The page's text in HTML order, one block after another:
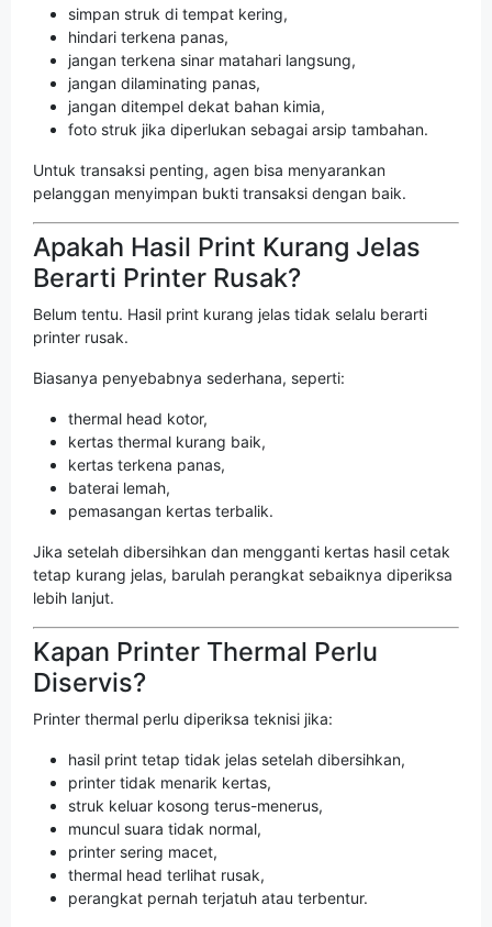
simpan struk di tempat kering,
hindari terkena panas,
jangan terkena sinar matahari langsung,
jangan dilaminating panas,
jangan ditempel dekat bahan kimia,
foto struk jika diperlukan sebagai arsip tambahan.
Untuk transaksi penting, agen bisa menyarankan
pelanggan menyimpan bukti transaksi dengan baik.
Apakah Hasil Print Kurang Jelas
Berarti Printer Rusak?
Belum tentu. Hasil print kurang jelas tidak selalu berarti
printer rusak.
Biasanya penyebabnya sederhana, seperti:
thermal head kotor,
kertas thermal kurang baik,
kertas terkena panas,
baterai lemah,
pemasangan kertas terbalik.
Jika setelah dibersihkan dan mengganti kertas hasil cetak
tetap kurang jelas, barulah perangkat sebaiknya diperiksa
lebih lanjut.
Kapan Printer Thermal Perlu
Diservis?
Printer thermal perlu diperiksa teknisi jika:
hasil print tetap tidak jelas setelah dibersihkan,
printer tidak menarik kertas,
struk keluar kosong terus-menerus,
muncul suara tidak normal,
printer sering macet,
thermal head terlihat rusak,
perangkat pernah terjatuh atau terbentur.